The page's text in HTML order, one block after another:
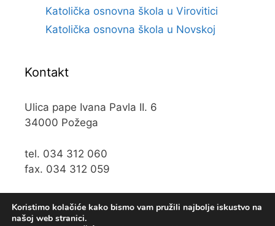
Katolička osnovna škola u Virovitici
Katolička osnovna škola u Novskoj
Kontakt
Ulica pape Ivana Pavla II. 6
34000 Požega
tel. 034 312 060
fax. 034 312 059
Koristimo kolačiće kako bismo vam pružili najbolje iskustvo na
našoj web stranici.